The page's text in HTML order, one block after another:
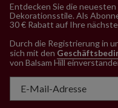
Entdecken Sie die
Dekorationsstile. Als
30 € Rabatt auf Ihre
Durch die Registrierung in
sich mit den
von Balsam Hill